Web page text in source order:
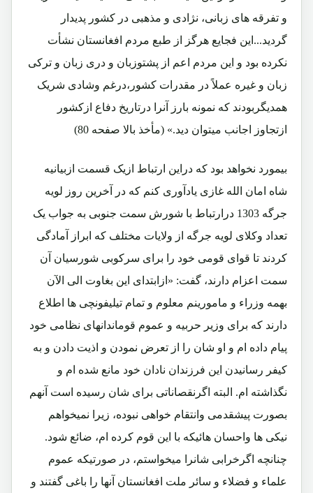
و تفرقه های زبانی، نژادی و مذهبی در کشور پدیدار
گردید...این فجایع هرگز از طبع مردم افغانستان نشأت
نکرده بود و این مردم اعم از پشتوزبان و دری زبان و ترکی
زبان و غیره عملاً در مقدرات کشور،درغم وشادی شریک
همدیگربودند که نمونه بارز آنرا درتاریخ دفاع ازکشور
ازتجاوز اجانب میتوان دید.» (مأخذ بالا صفحه 80)
بیمورد نخواهد بود که دراین ارتباط ازیک قسمت ازبیانیه
شاه امان الله غازی یادآوری کنم که در آخرین روز لویه
جرگه 1303 درارتباط با شورش سمت جنوبی به جواب یک
تعداد وکلای لویه جرگه از ولایات مختلف که ابراز آمادگی
کردند تا قوای قومی خود را برای سرکوبی شورسیان آن
سمت اعزام دارند، گفت: «ازابتدای این بغاوت الی الآن
بهمه وزراء و مامورینم معلوم و تمام تیلیفونچی ها اطلاع
دارند که برای وزیر حربیه و عموم قوماندانهای نظامی خود
پیام داده ام و او شان را از تعرض نمودن و اذیت دادن و به
کیفر رسانیدن این فرزندان نادان خود مانع شده ام و
نگذاشته ام. البته اگرنقصاناتی برای شان رسیده است آنهم
بصورت پیشقدمی وانتقام خواهی نبوده، زیرا نمیخواهم
نیکی ها واحسان هائیکه با این قوم کرده ام، ضائع شود.
چنانچه اگرخرابی شانرا میخواستم، در صورتیکه عموم
علماء و فضلاء و سائر ملت افغانستان آنها را باغی گفتند و